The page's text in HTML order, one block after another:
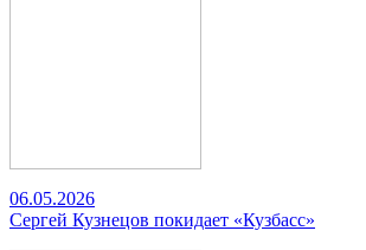
06.05.2026
Сергей Кузнецов покидает «Кузбасс»